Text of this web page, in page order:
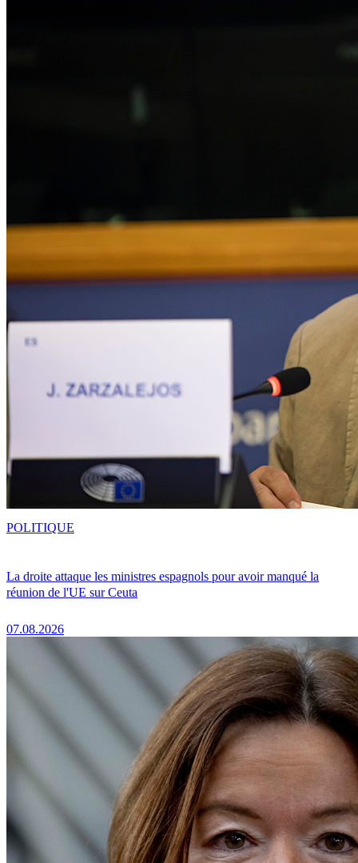
La droite attaque les ministres espagnols pour avoir manqué la
réunion de l'UE sur Ceuta
07.08.2026
POLITIQUE